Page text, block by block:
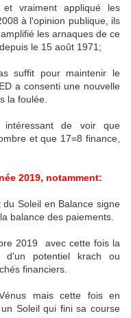
vraiment appliqué les
à l'opinion publique, ils
les arnaques de ce
le 15 août 1971;
suffit pour maintenir le
a consenti une nouvelle
la foulée.
de voir que
et que 17=8 finance,
2019, notamment:
Soleil en Balance signe
balance des paiements.
2019 avec cette fois la
d'un potentiel krach ou
financiers.
mais cette fois en
Soleil qui fini sa course